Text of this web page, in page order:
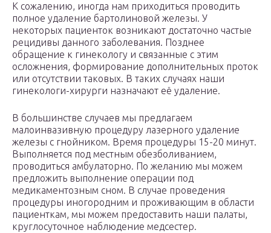
К сожалению, иногда нам приходиться проводить
полное удаление бартолиновой железы. У
некоторых пациенток возникают достаточно частые
рецидивы данного заболевания. Позднее
обращение к гинекологу и связанные с этим
осложнения, формирование дополнительных проток
или отсутствии таковых. В таких случаях наши
гинекологи-хирурги назначают её удаление.
В большинстве случаев мы предлагаем
малоинвазивную процедуру лазерного удаление
железы с гнойником. Время процедуры 15-20 минут.
Выполняется под местным обезболиванием,
проводиться амбулаторно. По желанию мы можем
предложить выполнение операции под
медикаментозным сном. В случае проведения
процедуры иногородним и проживающим в области
пациенткам, мы можем предоставить наши палаты,
круглосуточное наблюдение медсестер.